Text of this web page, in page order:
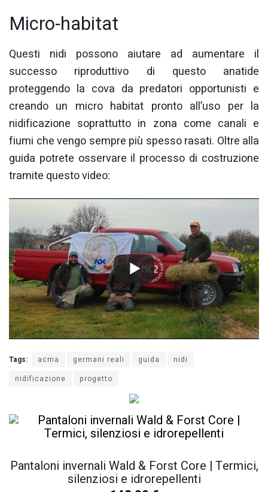
Micro-habitat
Questi nidi possono aiutare ad aumentare il
successo riproduttivo di questo anatide
proteggendo la cova da predatori opportunisti e
creando un micro habitat pronto all’uso per la
nidificazione soprattutto in zona come canali e
fiumi che vengo sempre più spesso rasati. Oltre alla
guida potrete osservare il processo di costruzione
tramite questo video:
Tags: acma germani reali guida
nidi
nidificazione
progetto
Pantaloni invernali Wald & Forst Core | Termici,
silenziosi e idrorepellenti